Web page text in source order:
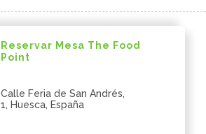
Reservar Mesa The Food
Point
Calle Feria de San Andrés,
1, Huesca, España